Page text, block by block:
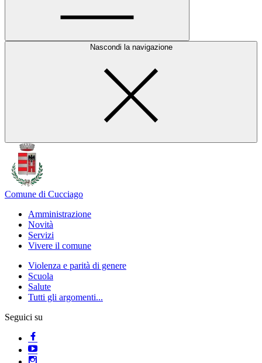
Nascondi la navigazione
Comune di Cucciago
Amministrazione
Novità
Servizi
Vivere il comune
Violenza e parità di genere
Scuola
Salute
Tutti gli argomenti...
Seguici su